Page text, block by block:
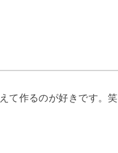
て作るのが好きです。笑